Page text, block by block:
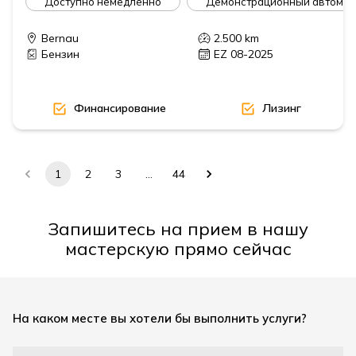
Bernau 2.500 km
Бензин
EZ 08-2025
Финансирование Лизинг
1 2 3 … 44
Запишитесь на прием в нашу
мастерскую прямо сейчас
На каком месте вы хотели бы выполнить услуги?